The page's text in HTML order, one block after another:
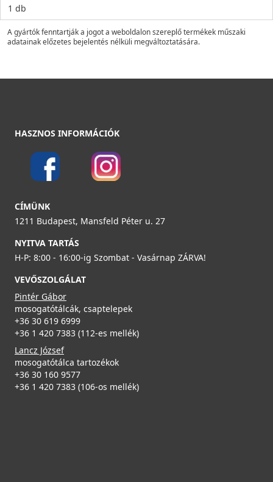
1 db
A gyártók fenntartják a jogot a weboldalon szereplő termékek műszaki
adatainak előzetes bejelentés nélküli megváltoztatására.
HASZNOS INFORMÁCIÓK
CÍMÜNK
1211 Budapest, Mansfeld Péter u. 27
NYITVA TARTÁS
H-P: 8:00 - 16:00-ig Szombat - Vasárnap ZÁRVA!
VEVŐSZOLGÁLAT
Pintér Gábor
mosogatótálcák, csaptelepek
+36 30 619 6999
+36 1 420 7383 (112-es mellék)
Lancz József
mosogatótálca tartozékok
+36 30 160 9577
+36 1 420 7383 (106-os mellék)